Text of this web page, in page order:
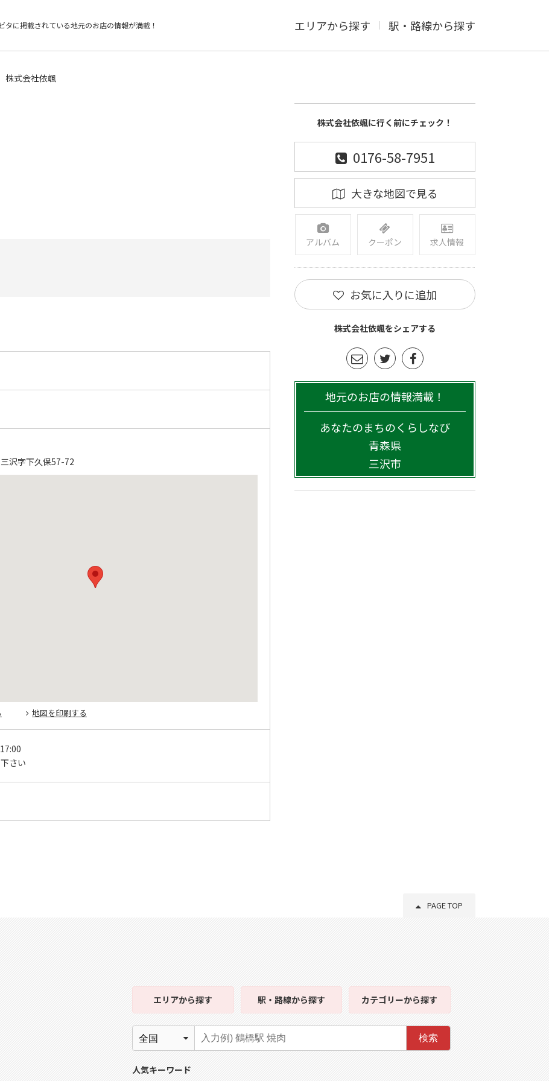
タに掲載されている地元のお店の情報が満載！ エリアから探す 駅・路線から探す
株式会社依颯
沢字下久保57-72
地図を印刷する
さい
株式会社依颯に行く前にチェック！
0176-58-7951
大きな地図で見る
アルバム クーポン 求人情報
お気に入りに追加
株式会社依颯をシェアする
地元のお店の情報満載！
あなたのまちのくらしなび
青森県
三沢市
PAGE TOP
エリアから探す 駅・路線から探す カテゴリーから探す
検索
人気キーワード